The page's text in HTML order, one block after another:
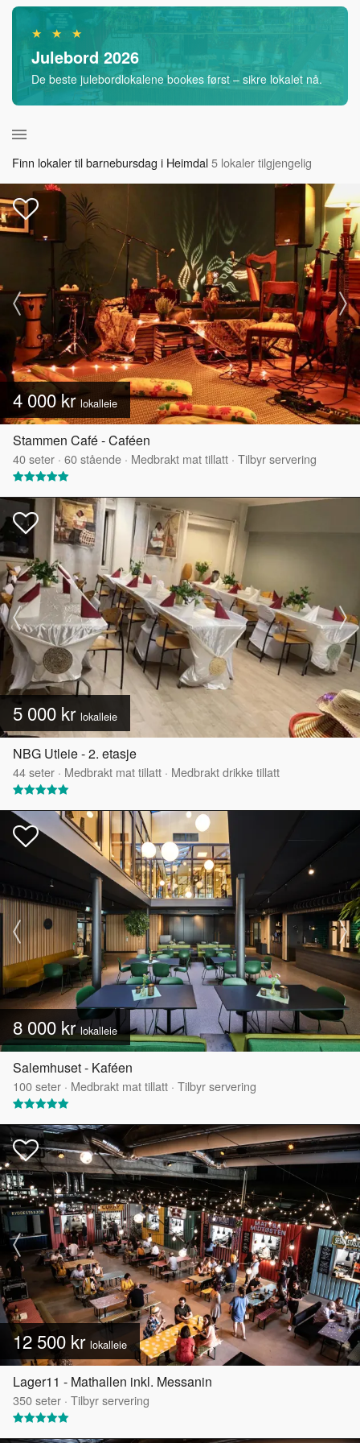
★ ★ ★
Julebord 2026
De beste julebordlokalene bookes først – sikre lokalet nå.
Finn lokaler til barnebursdag i Heimdal5 lokaler tilgjengelig
4 000 krlokalleie
Stammen Café - Caféen
40seter · 60stående · Medbrakt mat tillatt · Tilbyr servering
5 000 kr lokalleie
NBG Utleie - 2. etasje
44seter · Medbrakt mat tillatt · Medbrakt drikke tillatt
8 000 krlokalleie
Salemhuset - Kaféen
100seter · Medbrakt mat tillatt · Tilbyr servering
12 500 kr lokalleie
Lager11 - Mathallen inkl. Messanin
350seter · Tilbyr servering